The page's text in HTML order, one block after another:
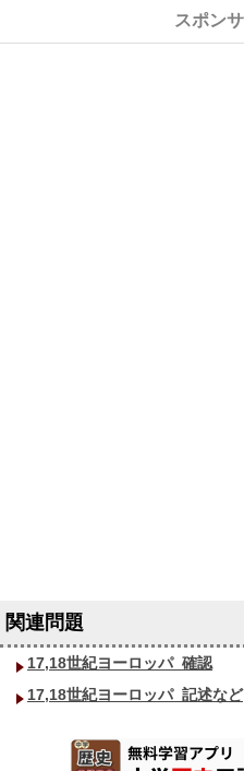
17,18世紀ヨーロッパ_確認
17,18世紀ヨーロッパ_記述など